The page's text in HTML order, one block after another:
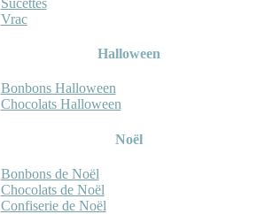
Vrac
Halloween
Bonbons Halloween
Chocolats Halloween
Noël
Bonbons de Noël
Chocolats de Noël
Confiserie de Noël